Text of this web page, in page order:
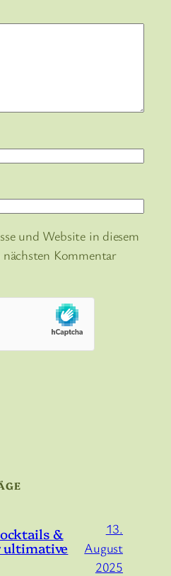
und Website in diesem
Kommentar
&
ultimative
13.
August
2025